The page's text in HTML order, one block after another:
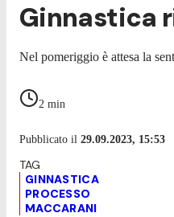
Ginnastica
Nel pomeriggio è attesa la
2 min
Pubblicato il 29.09.2023, 15:53
GINNASTICA
PROCESSO
MACCARANI